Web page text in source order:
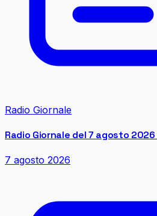
Radio Giornale
Radio Giornale del 7 agosto
7 agosto 2026